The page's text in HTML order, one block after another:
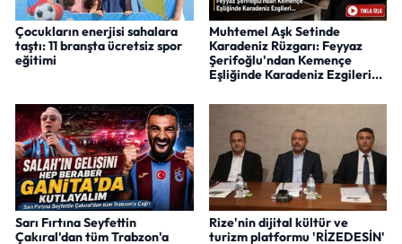
Çocukların enerjisi sahalara
taştı: 11 branşta ücretsiz spor
eğitimi
Muhtemel Aşk Setinde
Karadeniz Rüzgarı: Feyyaz
Şerifoğlu'ndan Kemençe
Eşliğinde Karadeniz Ezgileri...
Sarı Fırtına Seyfettin
Çakıral'dan tüm Trabzon'a
Rize'nin dijital kültür ve
turizm platformu 'RİZEDESİN'